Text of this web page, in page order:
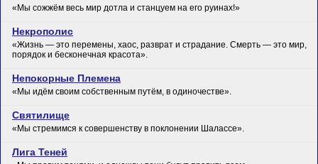
«Мы сожжём весь мир дотла и станцуем на его руинах!»
Некрополис
«Жизнь — это перемены, хаос, разврат и страдание. Смерть — это мир,
порядок и бесконечная красота».
Непокорные Племена
«Мы идём своим собственным путём, в одиночестве».
Святилище
«Мы стремимся к совершенству в поклонении Шалассе».
Лига Теней